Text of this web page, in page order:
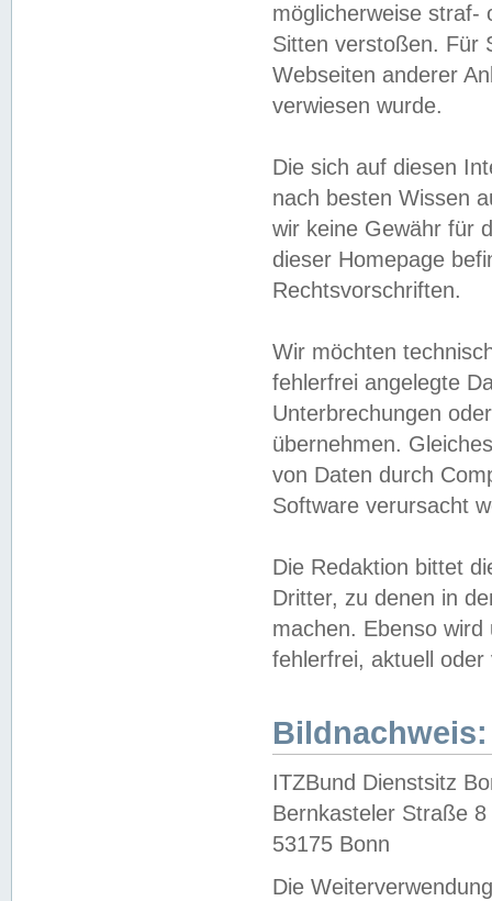
möglicherweise straf-
Sitten verstoßen. Für
Webseiten anderer
verwiesen wurde.
Die sich auf diesen
nach besten Wissen
wir keine Gewähr für
dieser Homepage
Rechtsvorschriften.
Wir möchten
fehlerfrei angelegte
Unterbrechungen
übernehmen.
von Daten durch
Software verursacht
Die Redaktion bittet
Dritter, zu denen in
machen. Ebenso
fehlerfrei, aktuell oder
Bildnachweis:
ITZBund Dienstsitz
Bernkasteler Straße 8
53175 Bonn
Die